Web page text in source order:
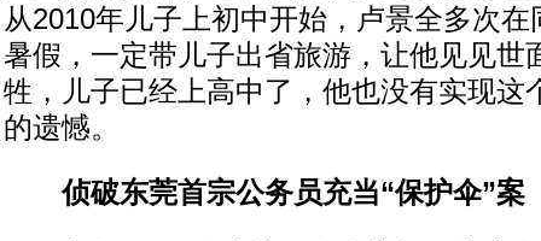
从2010年儿子上初中开始，卢景全多次在
暑假，一定带儿子出省旅游，让他见见世
牲，儿子已经上高中了，他也没有实现这
的遗憾。
侦破东莞首宗公务员充当“保护伞”案